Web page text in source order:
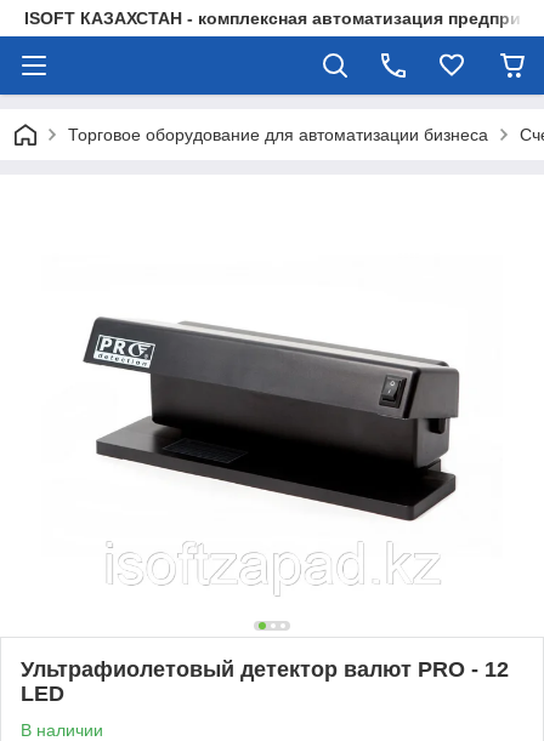
ISOFT КАЗАХСТАН - комплексная автоматизация
Торговое оборудование для автоматизации бизнеса
Ультрафиолетовый детектор валют PRO - 12
LED
В наличии